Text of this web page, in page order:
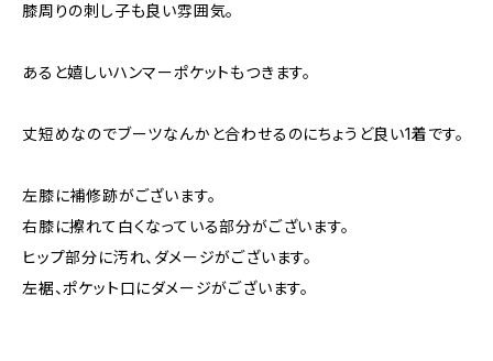
膝周りの刺し子も良い雰囲気。
あると嬉しいハンマーポケットもつきます。
丈短めなのでブーツなんかと合わせるのにちょうど良い1着です。
左膝に補修跡がございます。
右膝に擦れて白くなっている部分がございます。
ヒップ部分に汚れ、ダメージがございます。
左裾、ポケット口にダメージがございます。